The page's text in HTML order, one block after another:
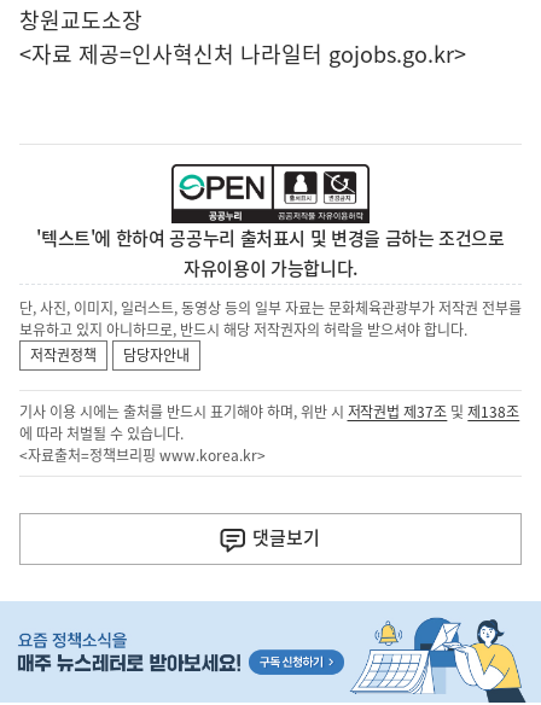
창원교도소장
<자료 제공=인사혁신처 나라일터 gojobs.go.kr>
'텍스트'에 한하여 공공누리 출처표시 및 변경을 금하는 조건으로
자유이용이 가능합니다.
단, 사진, 이미지, 일러스트, 동영상 등의 일부 자료는 문화체육관광부가 저작권 전부를
보유하고 있지 아니하므로, 반드시 해당 저작권자의 허락을 받으셔야 합니다.
저작권정책
담당자안내
기사 이용 시에는 출처를 반드시 표기해야 하며, 위반 시 저작권법 제37조 및제138조
에 따라 처벌될 수 있습니다.
<자료출처=정책브리핑 www.korea.kr>
다
음
기
댓글보기
단